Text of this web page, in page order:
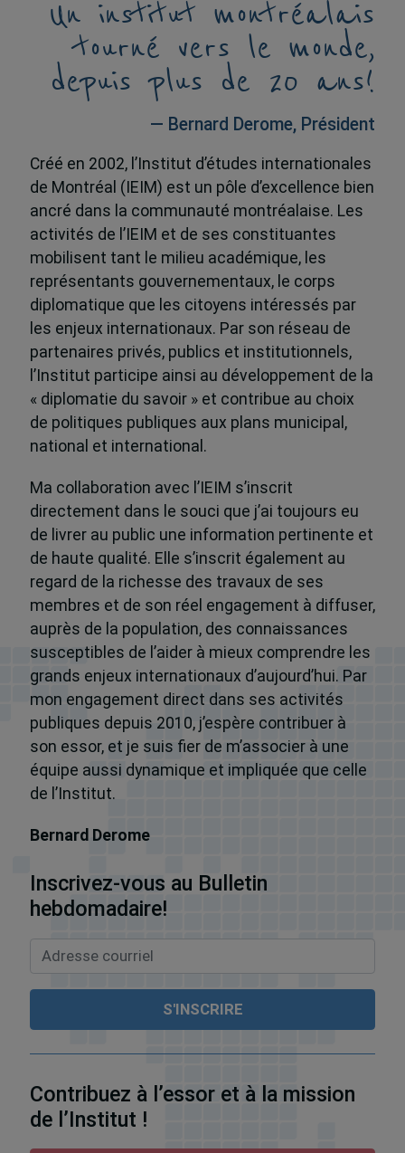
Un institut montréalais
tourné vers le monde,
depuis plus de 20 ans!
— Bernard Derome, Président
Créé en 2002, l’Institut d’études internationales
de Montréal (IEIM) est un pôle d’excellence bien
ancré dans la communauté montréalaise. Les
activités de l’IEIM et de ses constituantes
mobilisent tant le milieu académique, les
représentants gouvernementaux, le corps
diplomatique que les citoyens intéressés par
les enjeux internationaux. Par son réseau de
partenaires privés, publics et institutionnels,
l’Institut participe ainsi au développement de la
« diplomatie du savoir » et contribue au choix
de politiques publiques aux plans municipal,
national et international.
Ma collaboration avec l’IEIM s’inscrit
directement dans le souci que j’ai toujours eu
de livrer au public une information pertinente et
de haute qualité. Elle s’inscrit également au
regard de la richesse des travaux de ses
membres et de son réel engagement à diffuser,
auprès de la population, des connaissances
susceptibles de l’aider à mieux comprendre les
grands enjeux internationaux d’aujourd’hui. Par
mon engagement direct dans ses activités
publiques depuis 2010, j’espère contribuer à
son essor, et je suis fier de m’associer à une
équipe aussi dynamique et impliquée que celle
de l’Institut.
Bernard Derome
Inscrivez-vous au Bulletin
hebdomadaire!
Contribuez à l’essor et à la mission
de l’Institut !